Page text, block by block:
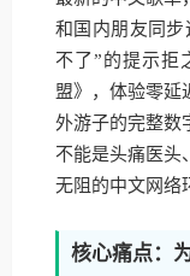
和国内朋友同步
不了”的提示拒
盟》，体验零延
外游子的完整数
不能是头痛医头
无阻的中文网络
核心痛点：